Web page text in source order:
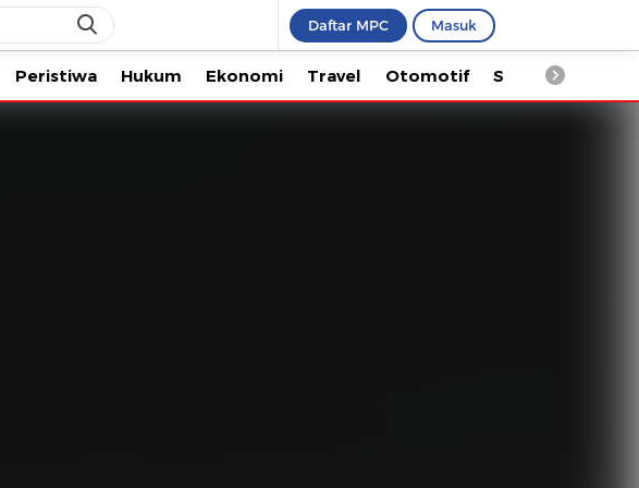
Daftar MPC Masuk